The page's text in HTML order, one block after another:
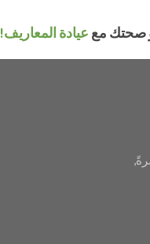
صحتك مع عيادة المعاريف!